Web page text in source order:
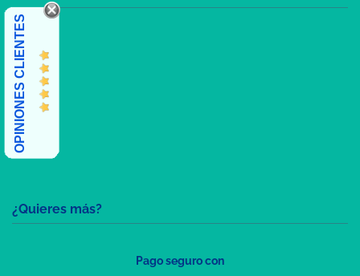
¿Quieres más?
OPINIONES CLIENTES
Pago seguro con